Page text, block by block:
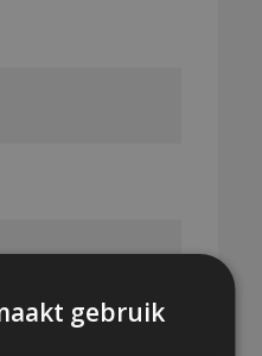
gebruik